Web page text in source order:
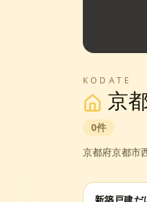
KODATE
京
0件
京都府京都市